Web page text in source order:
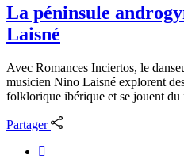
La péninsule
Laisné
Avec Romances Inciertos, le
musicien Nino Laisné explorent
folklorique ibérique et se jouent du
Partager